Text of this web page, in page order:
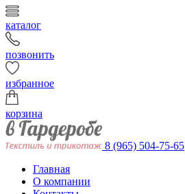
каталог
позвонить
избранное
корзина
8 (965) 504-75-65
Главная
О компании